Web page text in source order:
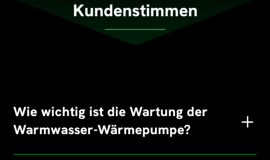
Kundenstimmen
Wie wichtig ist die Wartung der
Warmwasser-Wärmepumpe?